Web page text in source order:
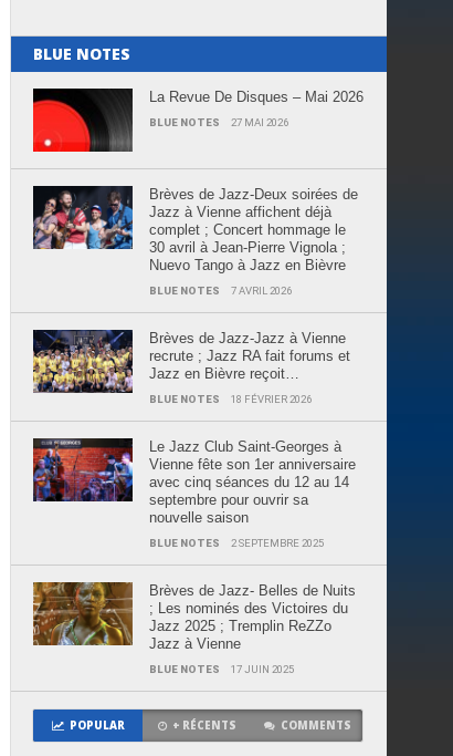
BLUE NOTES
La Revue De Disques – Mai 2026
BLUE NOTES 27 MAI 2026
Brèves de Jazz-Deux soirées de
Jazz à Vienne affichent déjà
complet ; Concert hommage le
30 avril à Jean-Pierre Vignola ;
Nuevo Tango à Jazz en Bièvre
BLUE NOTES 7 AVRIL 2026
Brèves de Jazz-Jazz à Vienne
recrute ; Jazz RA fait forums et
Jazz en Bièvre reçoit…
BLUE NOTES 18 FÉVRIER 2026
Le Jazz Club Saint-Georges à
Vienne fête son 1er anniversaire
avec cinq séances du 12 au 14
septembre pour ouvrir sa
nouvelle saison
BLUE NOTES 2 SEPTEMBRE 2025
Brèves de Jazz- Belles de Nuits
; Les nominés des Victoires du
Jazz 2025 ; Tremplin ReZZo
Jazz à Vienne
BLUE NOTES 17 JUIN 2025
POPULAR + RÉCENTS COMMENTS